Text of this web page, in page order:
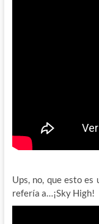
Ups, no, que esto
refería a…¡Sky High!